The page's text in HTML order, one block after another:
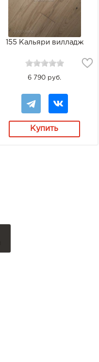
155 Кальяри вилладж
6 790 руб.
Купить